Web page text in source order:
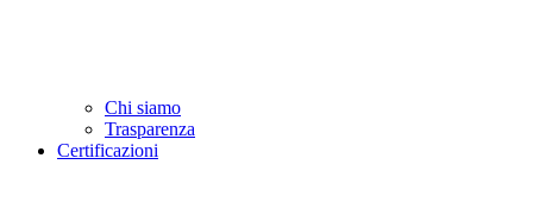
Chi siamo
Trasparenza
Certificazioni